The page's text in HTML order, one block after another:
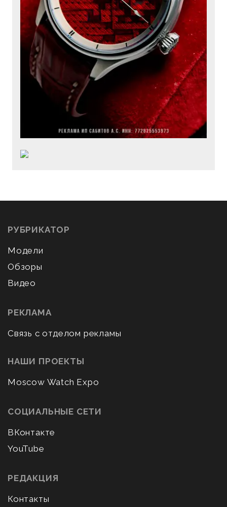
РУБРИКАТОР
Модели
Обзоры
Видео
РЕКЛАМА
Связь с отделом рекламы
НАШИ ПРОЕКТЫ
Moscow Watch Expo
СОЦИАЛЬНЫЕ СЕТИ
ВКонтакте
YouTube
РЕДАКЦИЯ
Контакты